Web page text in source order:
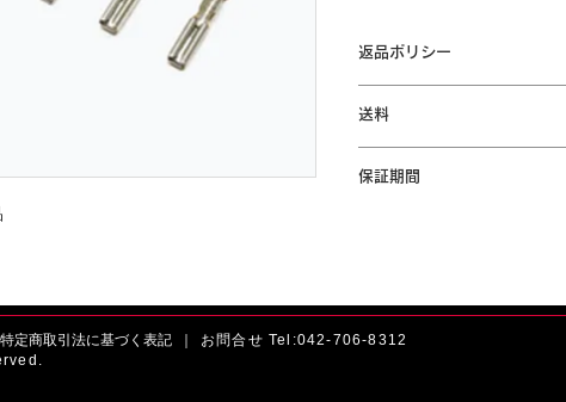
返品ポリシー
ん。ご了承ください。
送料
保証期間
特定商取引法に基づく表記 ｜ お問合せ Tel:042-706-8312